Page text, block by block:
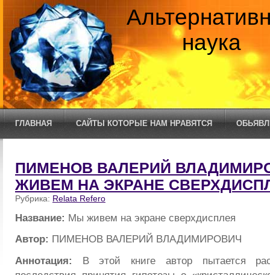
наука
ГЛАВНАЯ САЙТЫ КОТОРЫЕ НАМ НРАВЯТСЯ
ПИМЕНОВ ВАЛЕРИЙ
ЖИВЕМ НА ЭКРАНЕ
Рубрика: Relata Refero
Название: Мы живем на экране сверхдисплея
Автор: ПИМЕНОВ ВАЛЕРИЙ ВЛАДИМИРОВИЧ
Аннотация: В этой книге автор пытается